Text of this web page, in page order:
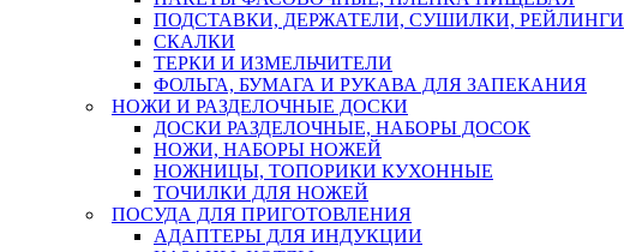
ПОДСТАВКИ, ДЕРЖАТЕЛИ, СУШИЛКИ, РЕЙЛИНГИ
СКАЛКИ
ТЕРКИ И ИЗМЕЛЬЧИТЕЛИ
ФОЛЬГА, БУМАГА И РУКАВА ДЛЯ ЗАПЕКАНИЯ
НОЖИ И РАЗДЕЛОЧНЫЕ ДОСКИ
ДОСКИ РАЗДЕЛОЧНЫЕ, НАБОРЫ ДОСОК
НОЖИ, НАБОРЫ НОЖЕЙ
НОЖНИЦЫ, ТОПОРИКИ КУХОННЫЕ
ТОЧИЛКИ ДЛЯ НОЖЕЙ
ПОСУДА ДЛЯ ПРИГОТОВЛЕНИЯ
АДАПТЕРЫ ДЛЯ ИНДУКЦИИ